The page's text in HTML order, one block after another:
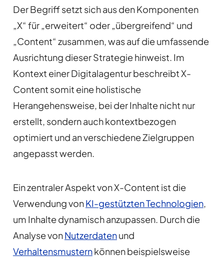
Der Begriff setzt sich aus den Komponenten
„X“ für „erweitert“ oder „übergreifend“ und
„Content“ zusammen, was auf die umfassende
Ausrichtung dieser Strategie hinweist. Im
Kontext einer Digitalagentur beschreibt X-
Content somit eine holistische
Herangehensweise, bei der Inhalte nicht nur
erstellt, sondern auch kontextbezogen
optimiert und an verschiedene Zielgruppen
angepasst werden.
Ein zentraler Aspekt von X-Content ist die
Verwendung vonKI-gestützten Technologien,
um Inhalte dynamisch anzupassen. Durch die
Analyse vonNutzerdatenund
Verhaltensmusternkönnen beispielsweise